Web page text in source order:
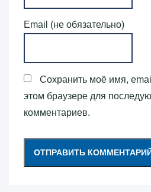
Email (не обязательно)
Сохранить моё имя,
этом браузере для
комментариев.